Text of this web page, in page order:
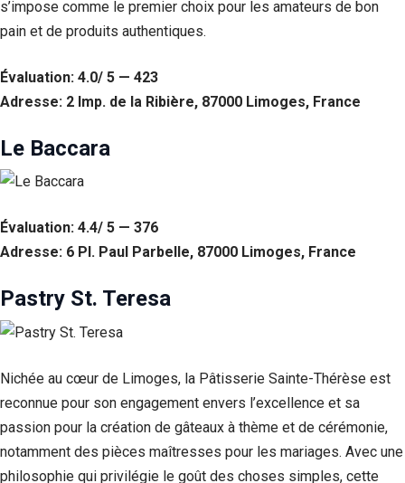
s’impose comme le premier choix pour les amateurs de bon
pain et de produits authentiques.
Évaluation: 4.0/ 5 — 423
Adresse: 2 Imp. de la Ribière, 87000 Limoges, France
Le Baccara
Évaluation: 4.4/ 5 — 376
Adresse: 6 Pl. Paul Parbelle, 87000 Limoges, France
Pastry St. Teresa
Nichée au cœur de Limoges, la Pâtisserie Sainte-Thérèse est
reconnue pour son engagement envers l’excellence et sa
passion pour la création de gâteaux à thème et de cérémonie,
notamment des pièces maîtresses pour les mariages. Avec une
philosophie qui privilégie le goût des choses simples, cette